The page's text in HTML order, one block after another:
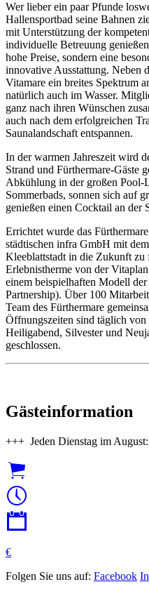
Wer lieber ein paar Pfunde
Hallensportbad seine Bahnen
mit Unterstützung der
individuelle Betreuung
hohe Preise, sondern eine
innovative Ausstattung. Neben
Vitamare ein breites Spektrum
natürlich auch im Wasser.
ganz nach ihren Wünschen
auch nach dem erfolgreichen
Saunalandschaft entspannen.
In der warmen Jahreszeit wird
Strand und Fürthermare-Gäste
Abkühlung in der großen Pool-
Sommerbads, sonnen sich auf
genießen einen Cocktail an der
Errichtet wurde das
städtischen infra GmbH mit
Kleeblattstadt in die Zukunft
Erlebnistherme von der
einem beispielhaften Modell
Partnership). Über 100
Team des Fürthermare
Öffnungszeiten sind täglich
Heiligabend, Silvester und
geschlossen.
Gästeinformation
+++ Jeden Dienstag im August:
€
Folgen Sie uns auf: Facebook